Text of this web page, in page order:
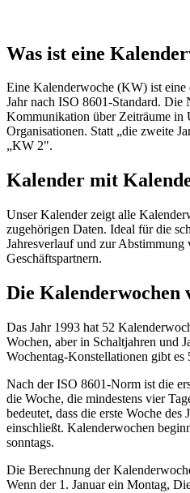
Was ist eine
Eine Kalenderwoche (KW) ist eine
Jahr nach ISO 8601-Standard. Die
Kommunikation über Zeiträume in
Organisationen. Statt „die zweite
„KW 2".
Kalender mit
Unser Kalender zeigt alle
zugehörigen Daten. Ideal für die
Jahresverlauf und zur
Geschäftspartnern.
Die Kalenderwochen
Das Jahr 1993 hat 52
Wochen, aber in Schaltjahren und
Wochentag-Konstellationen gibt es
Nach der ISO 8601-Norm ist die
die Woche, die mindestens vier
bedeutet, dass die erste Woche des
einschließt. Kalenderwochen
sonntags.
Die Berechnung der
Wenn der 1. Januar ein Montag,